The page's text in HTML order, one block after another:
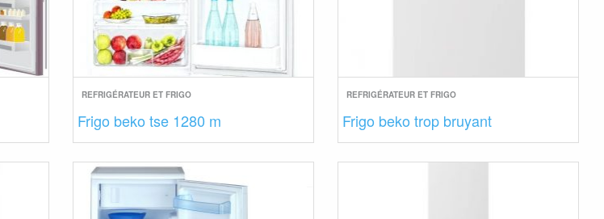
REFRIGÉRATEUR ET FRIGO
Frigo beko tse 1280 m
REFRIGÉRATEUR ET FRIGO
Frigo beko trop bruyant